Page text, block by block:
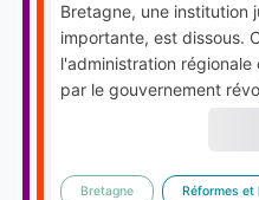
Bretagne, une institution
importante, est dissous.
l'administration
par le gouvernement
Bretagne Réformes